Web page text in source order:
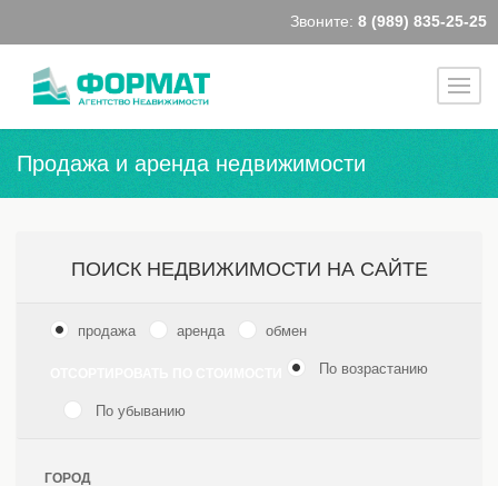
Звоните: 8 (989) 835-25-25
Продажа и аренда недвижимости
ПОИСК НЕДВИЖИМОСТИ НА САЙТЕ
продажа аренда обмен
По возрастанию
По убыванию
ГОРОД